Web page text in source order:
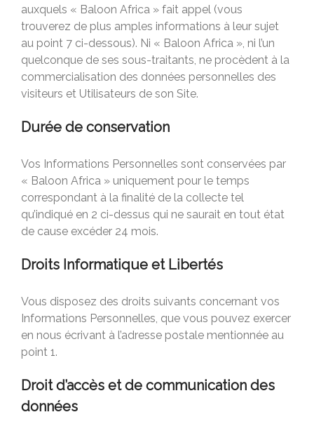
auxquels « Baloon Africa » fait appel (vous
trouverez de plus amples informations à leur sujet
au point 7 ci-dessous). Ni « Baloon Africa », ni l’un
quelconque de ses sous-traitants, ne procèdent à la
commercialisation des données personnelles des
visiteurs et Utilisateurs de son Site.
Durée de conservation
Vos Informations Personnelles sont conservées par
« Baloon Africa » uniquement pour le temps
correspondant à la finalité de la collecte tel
qu’indiqué en 2 ci-dessus qui ne saurait en tout état
de cause excéder 24 mois.
Droits Informatique et Libertés
Vous disposez des droits suivants concernant vos
Informations Personnelles, que vous pouvez exercer
en nous écrivant à l’adresse postale mentionnée au
point 1.
Droit d’accès et de communication des
données